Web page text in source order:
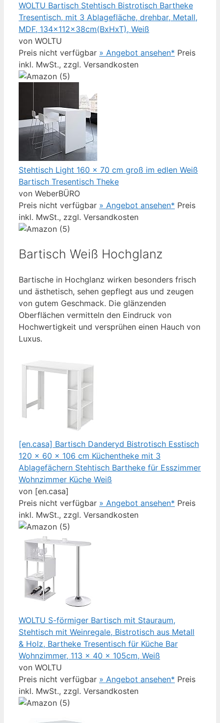
WOLTU Bartisch Stehtisch Bistrotisch Bartheke
Tresentisch, mit 3 Ablagefläche, drehbar, Metall,
MDF, 134x112x38cm(BxHxT), Weiß
von WOLTU
Preis nicht verfügbar » Angebot ansehen* Preis
inkl. MwSt., zzgl. Versandkosten
Stehtisch Light 160 x 70 cm groß im edlen Weiß
Bartisch Tresentisch Theke
von WeberBÜRO
Preis nicht verfügbar » Angebot ansehen* Preis
inkl. MwSt., zzgl. Versandkosten
Bartisch Weiß Hochglanz
Bartische in Hochglanz wirken besonders frisch
und ästhetisch, sehen gepflegt aus und zeugen
von gutem Geschmack. Die glänzenden
Oberflächen vermitteln den Eindruck von
Hochwertigkeit und versprühen einen Hauch von
Luxus.
[en.casa] Bartisch Danderyd Bistrotisch Esstisch
120 x 60 x 106 cm Küchentheke mit 3
Ablagefächern Stehtisch Bartheke für Esszimmer
Wohnzimmer Küche Weiß
von [en.casa]
Preis nicht verfügbar » Angebot ansehen* Preis
inkl. MwSt., zzgl. Versandkosten
WOLTU S-förmiger Bartisch mit Stauraum,
Stehtisch mit Weinregale, Bistrotisch aus Metall
& Holz, Bartheke Tresentisch für Küche Bar
Wohnzimmer, 113 x 40 x 105cm, Weiß
von WOLTU
Preis nicht verfügbar » Angebot ansehen* Preis
inkl. MwSt., zzgl. Versandkosten